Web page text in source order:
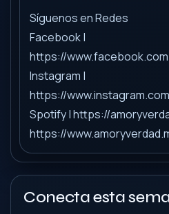
Síguenos en Redes
Facebook |
https://
Instagram |
https://
Spotify | https://
https://
Conecta esta